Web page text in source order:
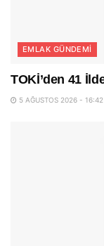
EMLAK GÜNDEMI
TOKİ’den 41
5 AĞUSTOS 2026 - 16:42